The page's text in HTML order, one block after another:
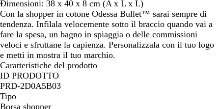
i
m
e
t
t
r
i
c
o
y
o
n
e
Dimensioni: 38 x 40 x 8 cm (A x L x L)
Con la shopper in cotone Odessa Bullet™ sarai sempre di
tendenza. Infilala velocemente sotto il braccio quando vai a
fare la spesa, un bagno in spiaggia o delle commissioni
veloci e sfruttane la capienza. Personalizzala con il tuo logo
e metti in mostra il tuo marchio.
Caratteristiche del prodotto
ID PRODOTTO
PRD-2D0A5B03
Tipo
Borsa shopper